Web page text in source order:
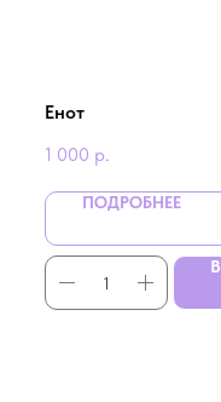
Енот
1 000 р.
ПОДРОБНЕЕ